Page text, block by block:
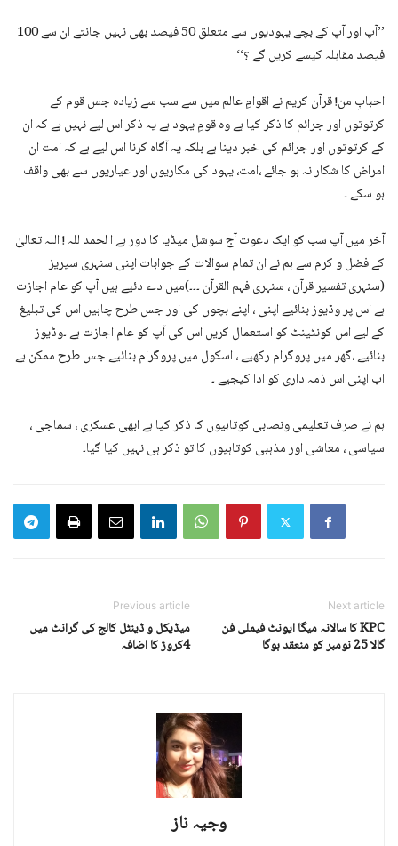
’’آپ اور آپ کے بچے یہودیوں سے متعلق 50 فیصد بھی نہیں جانتے ان سے 100
فیصد مقابلہ کیسے کریں گے ؟‘‘
احبابِ من! قرآن کریم نے اقوامِ عالم میں سے سب سے زیادہ جس قوم کے
کرتوتوں اور جرائم کا ذکر کیا ہے وہ قومِ یہود ہے یہ ذکر اس لیے نہیں ہے کہ ان
کے کرتوتوں اور جرائم کی خبر دینا ہے بلکہ یہ آگاہ کرنا اس لیے ہے کہ امت ان
امراض کا شکار نہ ہو جائے ،امت، یہود کی مکاریوں اور عیاریوں سے بھی واقف
ہو سکے ۔
آخر میں آپ سب کو ایک دعوت آج سوشل میڈیا کا دور ہے ا لحمد للہ ! اللہ تعالیٰ
کے فضل و کرم سے ہم نے ان تمام سوالات کے جوابات اپنی سنہری سیریز
(سنہری تفسیر قرآن ، سنہری فہم القرآن ۔۔۔)میں دے دئیے ہیں آپ کو عام اجازت
ہے اس پر وڈیوز بنائیے اپنی ، اپنے بچوں کی اور جس طرح چاہیں اس کی تبلیغ
کے لیے اس کونٹینٹ کو استعمال کریں اس کی آپ کو عام اجازت ہے ۔وڈیوز
بنائیے ،گھر میں پروگرام رکھیے ، اسکول میں پروگرام بنائیے جس طرح ممکن ہے
اب اپنی اس ذمہ داری کو ادا کیجیے ۔
ہم نے صرف تعلیمی ونصابی کوتاہیوں کا ذکر کیا ہے ابھی عسکری ، سماجی ،
سیاسی ، معاشی اور مذہبی کوتاہیوں کا تو ذکر ہی نہیں کیا گیا۔
Previous article
میڈیکل و ڈینٹل کالج کی گرانٹ میں
4کروڑ کا اضافہ
Next article
KPC کا سالانہ میگا ایونٹ فیملی فن
گالا 25 نومبر کو منعقد ہوگا
وجیہ ناز